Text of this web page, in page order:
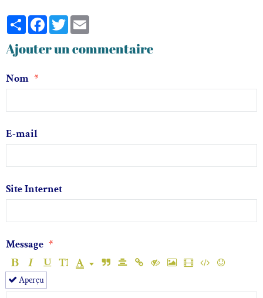
PartagerFacebook
Twitter
Ajouter un commentaire
Nom
E-mail
Site Internet
Message
Aperçu